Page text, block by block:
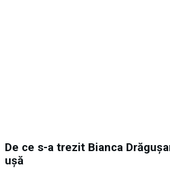
De ce s-a trezit Bianca
ușă